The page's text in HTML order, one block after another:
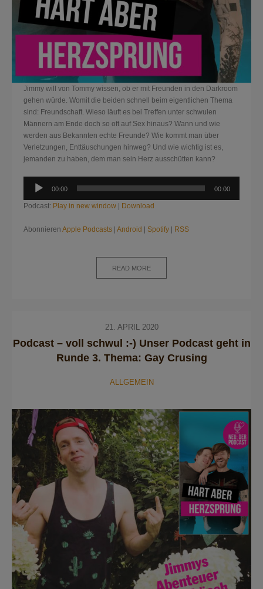
Jimmy will von Tommy wissen, ob er mit Freunden in den Darkroom
gehen würde. Womit die beiden schnell beim eigentlichen Thema
sind: Freundschaft. Wieso läuft es bei Treffen unter schwulen
Männern am Ende doch so oft auf Sex hinaus? Wann und wie
werden aus Bekannten echte Freunde? Wie kommt man über
Verletzungen, Enttäuschungen hinweg? Und wie wichtig ist es,
jemanden zu haben, dem man sein Herz ausschütten kann?
Audio-
00:00 00:00
Podcast: Play in new window Download
Abonnieren Apple Podcasts Android Spotify RSS
READ MORE
21. APRIL 2020
Podcast – voll schwul :-) Unser Podcast geht in
Runde 3. Thema: Gay Crusing
ALLGEMEIN